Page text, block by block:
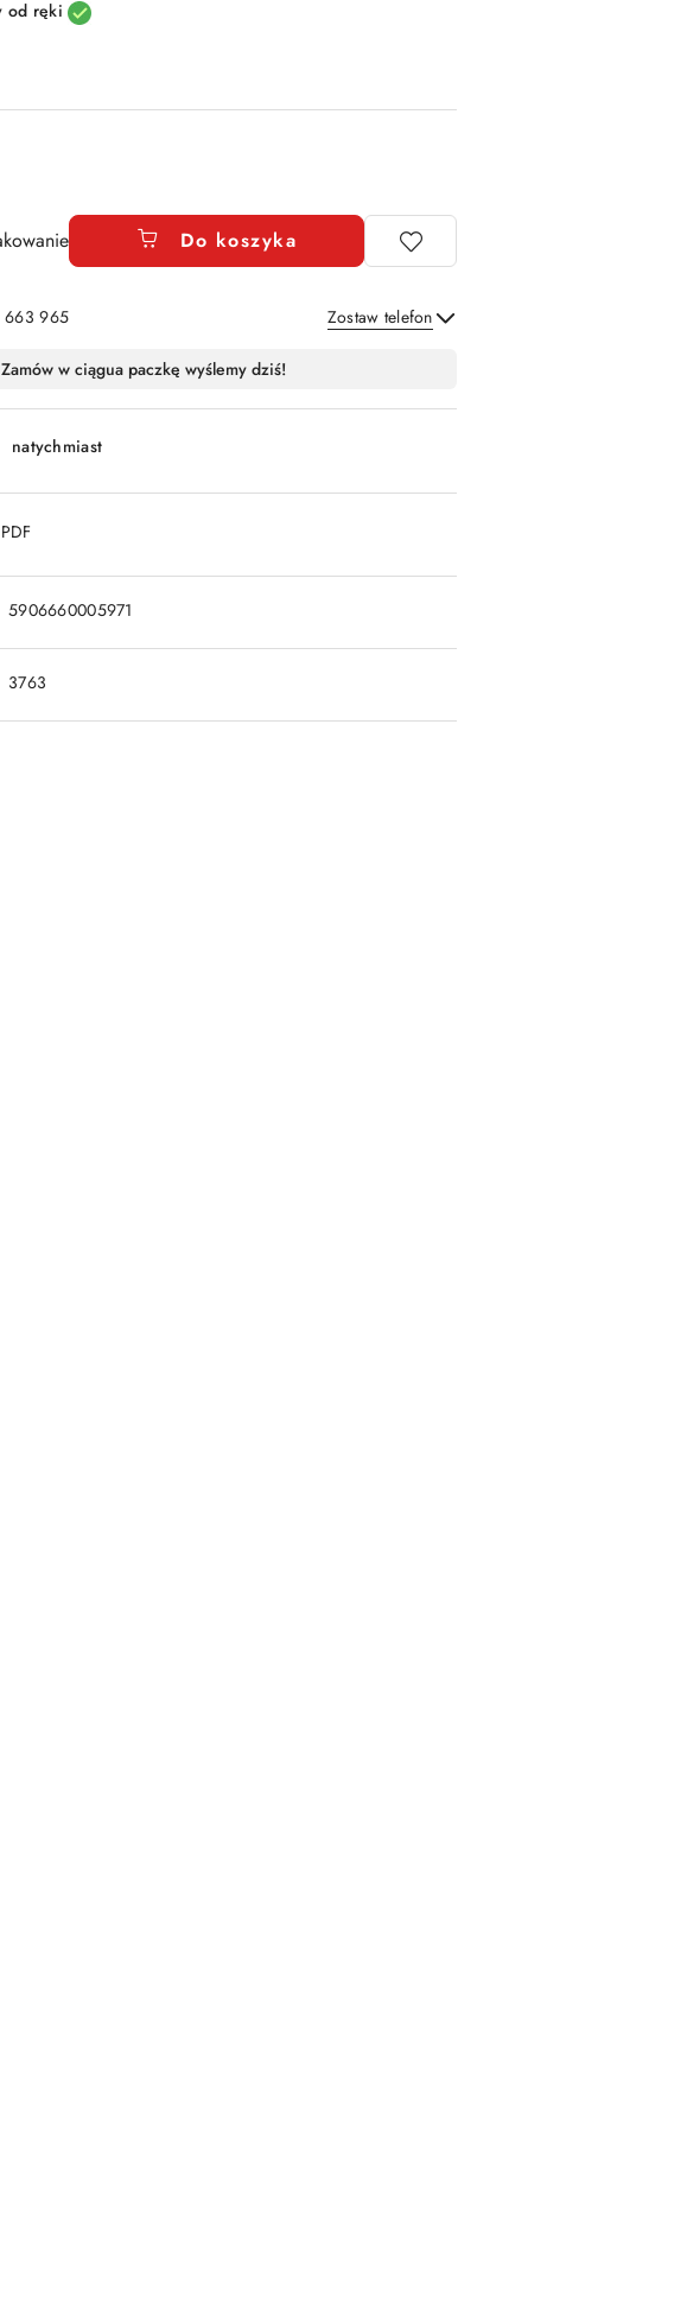
od ręki
Do koszyka
663 965 Zostaw telefon
Zamów w ciągua paczkę wyślemy dziś!
natychmiast
5906660005971
3763